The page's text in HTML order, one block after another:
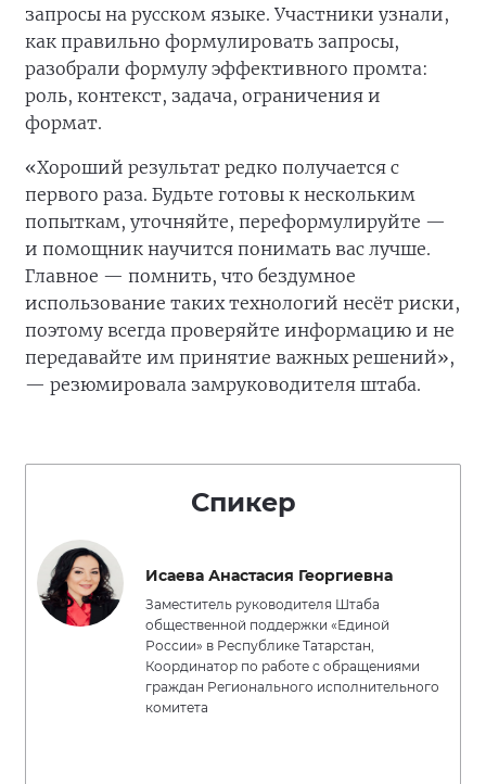
запросы на русском языке. Участники узнали,
как правильно формулировать запросы,
разобрали формулу эффективного промта:
роль, контекст, задача, ограничения и
формат.
«Хороший результат редко получается с
первого раза. Будьте готовы к нескольким
попыткам, уточняйте, переформулируйте —
и помощник научится понимать вас лучше.
Главное — помнить, что бездумное
использование таких технологий несёт риски,
поэтому всегда проверяйте информацию и не
передавайте им принятие важных решений»,
— резюмировала замруководителя штаба.
Спикер
Исаева Анастасия Георгиевна
Заместитель руководителя Штаба
общественной поддержки «Единой
России» в Республике Татарстан,
Координатор по работе с обращениями
граждан Регионального исполнительного
комитета